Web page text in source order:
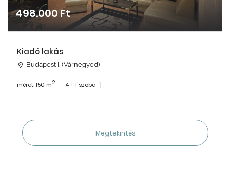
498.000 Ft
Kiadó lakás
Budapest I. (Várnegyed)
méret: 150 m2 4 + 1 szoba
Megtekintés